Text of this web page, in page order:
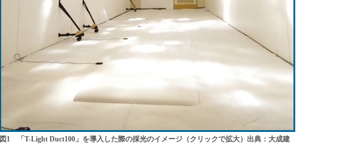
図1 「T-Light Duct100」を導入した際の採光のイメージ（クリックで拡大）出典：大成建